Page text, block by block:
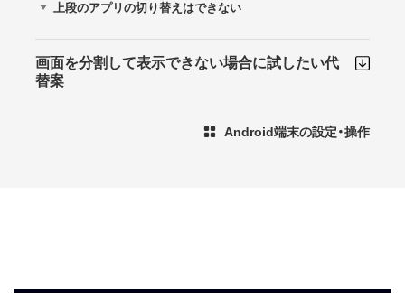
上段のアプリの切り替えはできない
画面を分割して表示できない場合に試したい代
替案
Android端末の設定・操作